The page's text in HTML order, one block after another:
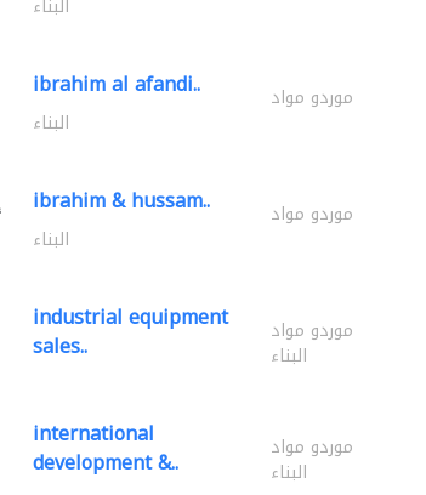
البناء
ibrahim al afandi.. موردو مواد
البناء
ibrahim & hussam.. موردو مواد
البناء
industrial equipment
sales.. موردو مواد
البناء
international
development &.. موردو مواد
البناء